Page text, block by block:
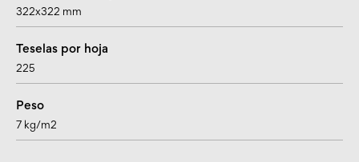
322x322 mm
Teselas por hoja
225
Peso
7 kg/m2